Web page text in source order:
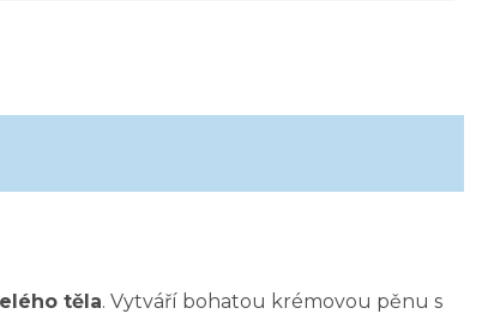
těla. Vytváří bohatou krémovou pěnu s